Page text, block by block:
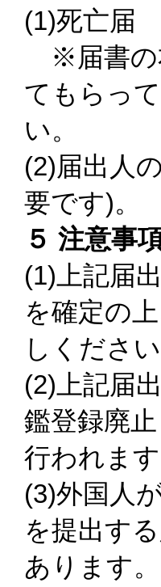
(1)死亡届
※届書の
てもらっ
い。
(2)届出人
要です)。
５ 注意事
(1)上記届
を確定の
しください
(2)上記届
鑑登録廃
行われます
(3)外国人
を提出す
あります。